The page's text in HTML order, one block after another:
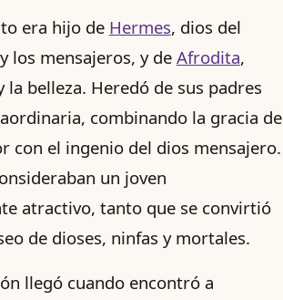
era hijo de Hermes, dios del
los mensajeros, y de Afrodita,
la belleza. Heredó de sus padres
combinando la gracia de
con el ingenio del dios mensajero.
un joven
atractivo, tanto que se convirtió
de dioses, ninfas y mortales.
llegó cuando encontró a